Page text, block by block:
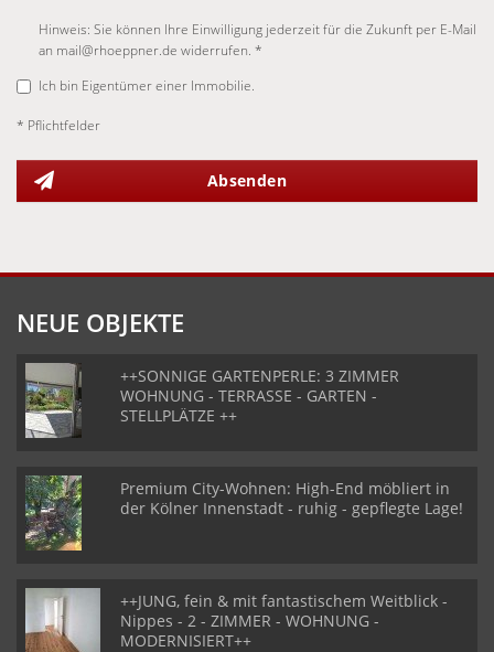
Hinweis: Sie können Ihre Einwilligung jederzeit für die Zukunft per E-Mail
an mail@rhoeppner.de widerrufen. *
Ich bin Eigentümer einer Immobilie.
* Pflichtfelder
Absenden
NEUE OBJEKTE
++SONNIGE GARTENPERLE: 3 ZIMMER
WOHNUNG - TERRASSE - GARTEN -
STELLPLÄTZE ++
Premium City-Wohnen: High-End möbliert in
der Kölner Innenstadt - ruhig - gepflegte Lage!
++JUNG, fein & mit fantastischem Weitblick -
Nippes - 2 - ZIMMER - WOHNUNG -
MODERNISIERT++